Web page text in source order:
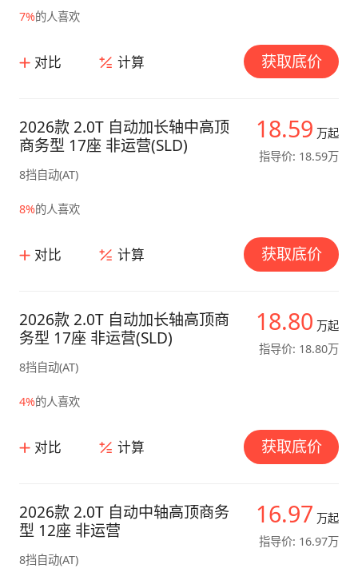
7%的人喜欢
对比 计算 获取底价
18.59 万起
指导价: 18.59万
2026款 2.0T 自动加长轴中高顶
商务型 17座 非运营(SLD)
8挡自动(AT)
8%的人喜欢
对比 计算 获取底价
18.80 万起
指导价: 18.80万
2026款 2.0T 自动加长轴高顶商
务型 17座 非运营(SLD)
8挡自动(AT)
4%的人喜欢
对比 计算 获取底价
16.97 万起
指导价: 16.97万
2026款 2.0T 自动中轴高顶商务
型 12座 非运营
8挡自动(AT)